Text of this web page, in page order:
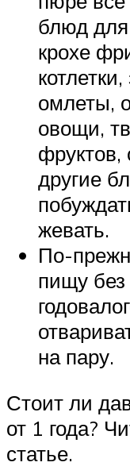
блюд
крохе
омлеты,
овощи,
другие
жевать.
По-
пищу
на пару.
Стоит ли
от 1 года?
статье.